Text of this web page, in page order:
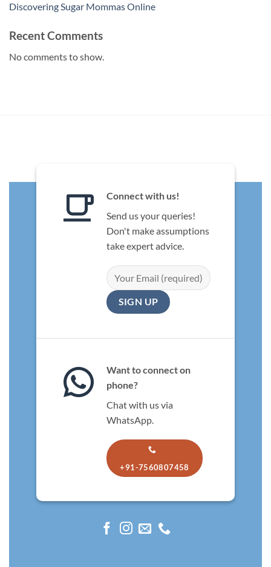
Discovering Sugar Mommas Online
Recent Comments
No comments to show.
Connect with us!
Send us your queries!
Don't make assumptions
take expert advice.
Want to connect on
phone?
Chat with us via
WhatsApp.
+91-7560807458